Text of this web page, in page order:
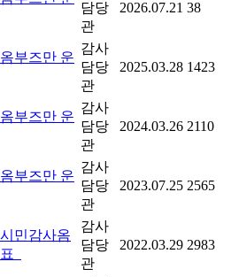
담당
관
2026.07.21 38
부즈만 운
감사
담당
관
2025.03.28 1423
부즈만 운
감사
담당
관
2024.03.26 2110
부즈만 운
감사
담당
관
2023.07.25 2565
민감사옴
감사
담당
관
2022.03.29 2983